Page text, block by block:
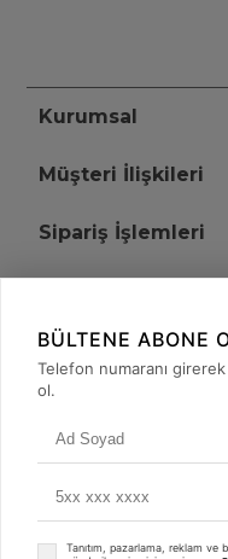
Kurumsal
Müşteri İlişkileri
Sipariş İşlemleri
+90
BÜLTENE ABONE
Telefon numaranı
ol.
Tanıtım, pazarlama, reklam ve